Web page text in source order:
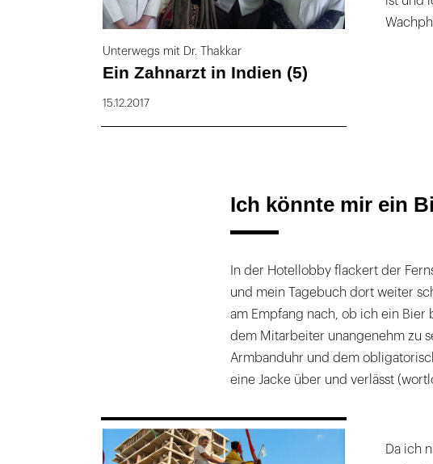
Unterwegs mit Dr. Thakkar
Ein Zahnarzt in Indien (5)
15.12.2017
Ich könnte mir ein
In der Hotellobby flackert der
und mein Tagebuch dort weiter
am Empfang nach, ob ich ein
dem Mitarbeiter unangenehm zu
Armbanduhr und dem
eine Jacke über und verlässt
169
Da ich